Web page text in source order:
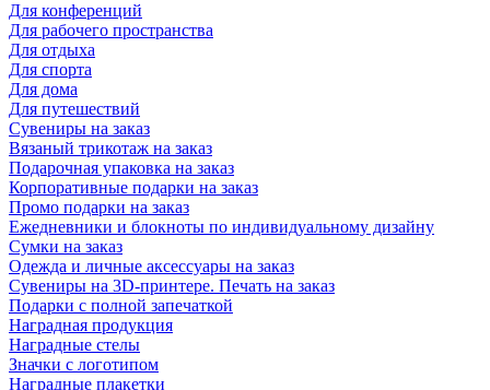
Для конференций
Для рабочего пространства
Для отдыха
Для спорта
Для дома
Для путешествий
Сувениры на заказ
Вязаный трикотаж на заказ
Подарочная упаковка на заказ
Корпоративные подарки на заказ
Промо подарки на заказ
Ежедневники и блокноты по индивидуальному дизайну
Сумки на заказ
Одежда и личные аксессуары на заказ
Сувениры на 3D-принтере. Печать на заказ
Подарки с полной запечаткой
Наградная продукция
Наградные стелы
Значки с логотипом
Наградные плакетки